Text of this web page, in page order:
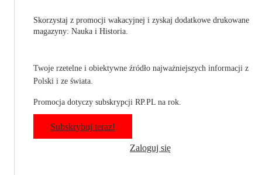
Skorzystaj z promocji wakacyjnej i zyskaj dodatkowe drukowane
magazyny: Nauka i Historia.
Twoje rzetelne i obiektywne źródło najważniejszych informacji z
Polski i ze świata.
Promocja dotyczy subskrypcji RP.PL na rok.
Subskrybuj teraz!
Zaloguj się